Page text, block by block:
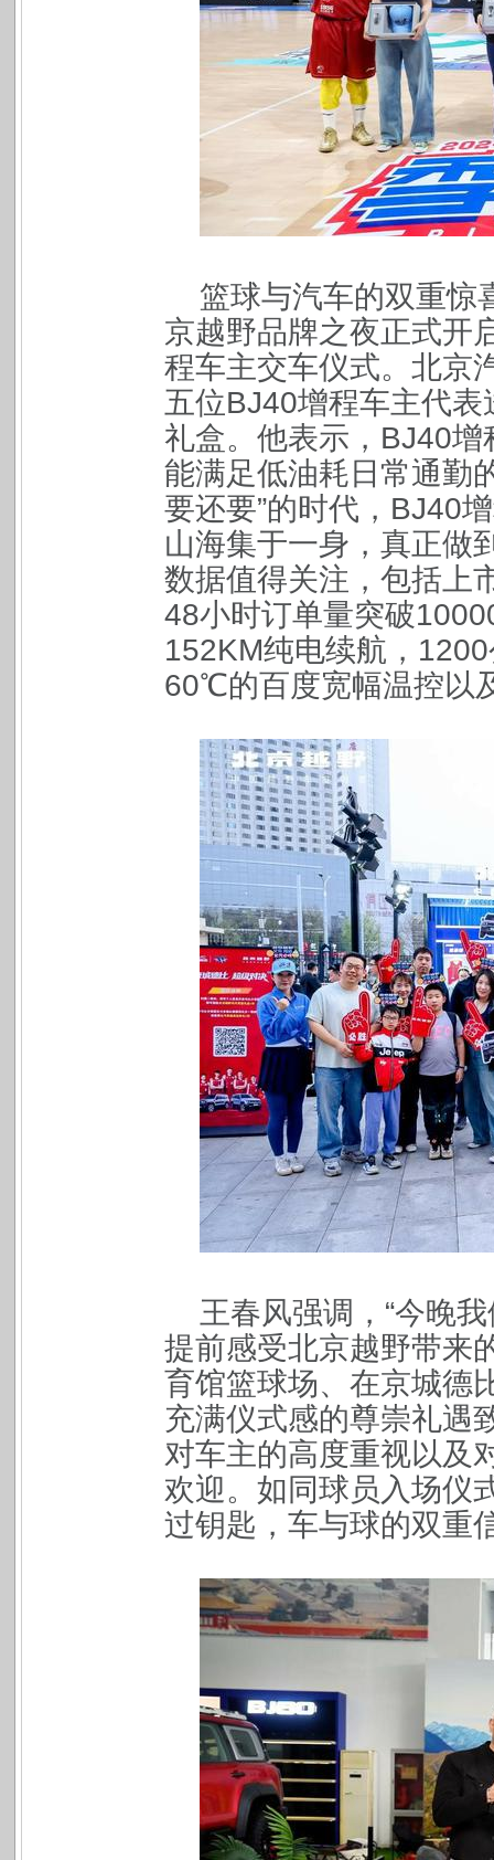
篮球与汽车的双重惊
京越野品牌之夜正式开
程车主交车仪式。北京
五位BJ40增程车主代
礼盒。他表示，BJ40
能满足低油耗日常通勤
要还要”的时代，BJ40
山海集于一身，真正做
数据值得关注，包括上
48小时订单量突破
152KM纯电续航，
60℃的百度宽幅温控以
王春风强调，“今晚
提前感受北京越野带来
育馆篮球场、在京城德
充满仪式感的尊崇礼遇
对车主的高度重视以及
欢迎。如同球员入场仪
过钥匙，车与球的双重